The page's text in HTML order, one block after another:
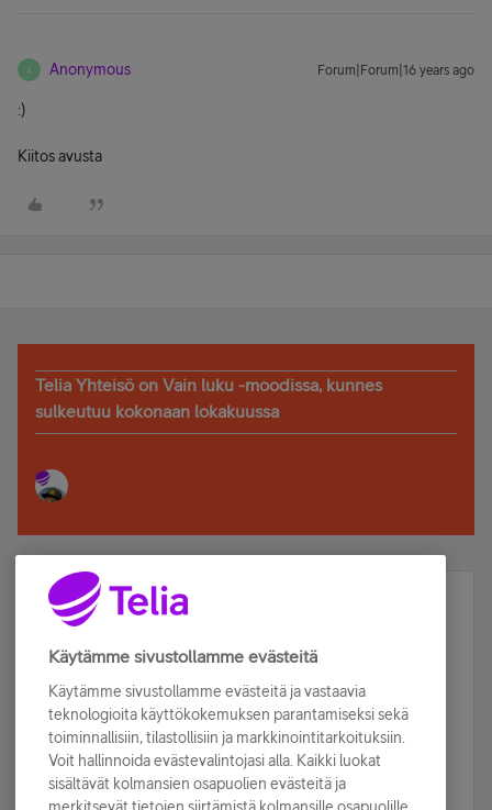
A Anonymous Forum|Forum|16 years ago
:)
Kiitos avusta
Telia Yhteisö on Vain luku -moodissa, kunnes
sulkeutuu kokonaan lokakuussa
Älä jää paitsi – osallistu ja voita!
Tilaa Telian uutiskirje ja olet mukana arvonnassa.
sähköpostiisi.
Tilaa nyt
Käytämme sivustollamme evästeitä
Käytämme sivustollamme evästeitä ja vastaavia
teknologioita käyttökokemuksen parantamiseksi sekä
toiminnallisiin, tilastollisiin ja markkinointitarkoituksiin.
Voit hallinnoida evästevalintojasi alla. Kaikki luokat
sisältävät kolmansien osapuolien evästeitä ja